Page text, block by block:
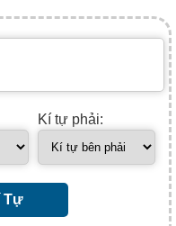
Kí tự phải:
Tự